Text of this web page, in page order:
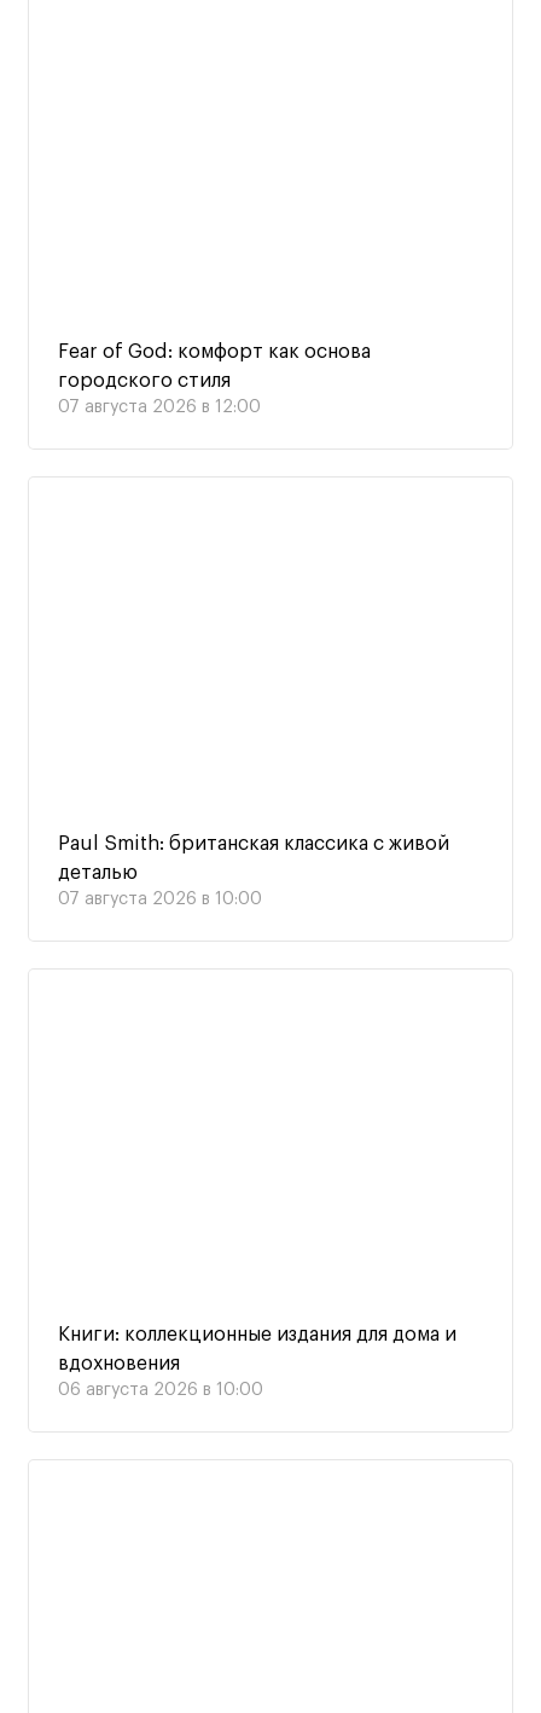
Fear of God: комфорт как основа
городского стиля
07 августа 2026 в 12:00
Paul Smith: британская классика с живой
деталью
07 августа 2026 в 10:00
Книги: коллекционные издания для дома и
вдохновения
06 августа 2026 в 10:00